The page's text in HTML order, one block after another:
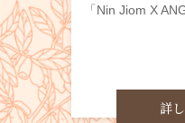
「Nin Jiom X
詳